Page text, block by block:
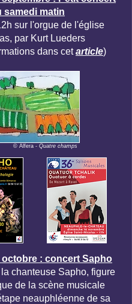
samedi matin
sur l'orgue de l'église
par Kurt Lueders
dans cetarticle)
© Alfera - Quatre champs
octobre : concert Sapho
chanteuse Sapho, figure
de la scène musicale
neauphléenne de sa